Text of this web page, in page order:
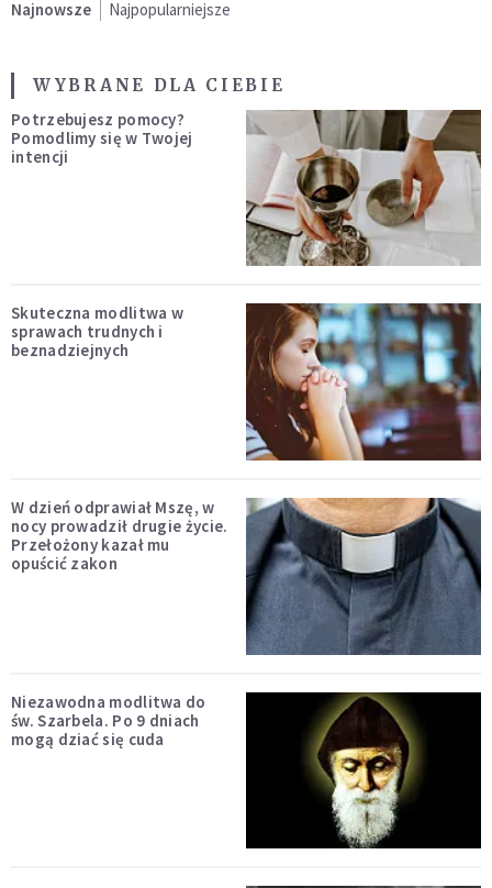
Najnowsze Najpopularniejsze
WYBRANE DLA CIEBIE
Potrzebujesz pomocy?
Pomodlimy się w Twojej
intencji
Skuteczna modlitwa w
sprawach trudnych i
beznadziejnych
W dzień odprawiał Mszę, w
nocy prowadził drugie życie.
Przełożony kazał mu
opuścić zakon
Niezawodna modlitwa do
św. Szarbela. Po 9 dniach
mogą dziać się cuda